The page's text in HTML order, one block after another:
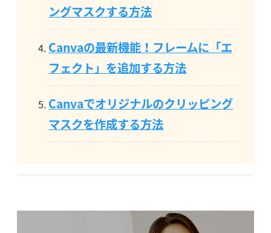
ングマスクする方法
Canvaの最新機能！フレームに「エ
フェクト」を追加する方法
Canvaでオリジナルのクリッピング
マスクを作成する方法